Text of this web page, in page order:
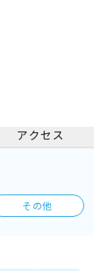
アクセス
その他